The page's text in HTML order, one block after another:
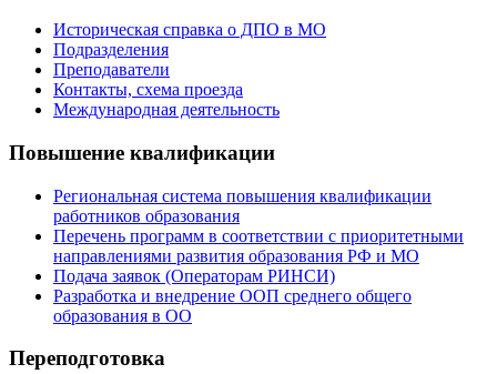
Историческая справка о ДПО в МО
Подразделения
Преподаватели
Контакты, схема проезда
Международная деятельность
Повышение квалификации
Региональная система повышения квалификации
работников образования
Перечень программ в соответствии с приоритетными
направлениями развития образования РФ и МО
Подача заявок (Операторам РИНСИ)
Разработка и внедрение ООП среднего общего
образования в ОО
Переподготовка